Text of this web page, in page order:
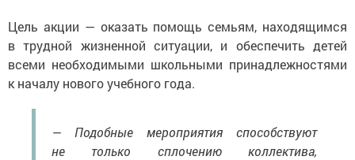
Цель акции — оказать помощь семьям, находящимся
в трудной жизненной ситуации, и обеспечить детей
всеми необходимыми школьными принадлежностями
к началу нового учебного года.
— Подобные мероприятия способствуют
не только сплочению коллектива,